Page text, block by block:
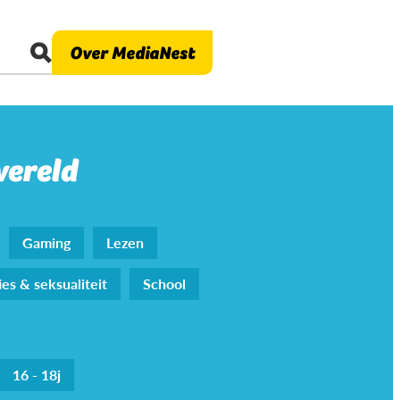
Over MediaNest
Gaming
Lezen
& seksualiteit
School
16 - 18j